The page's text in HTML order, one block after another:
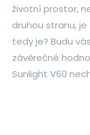
životní prostor,
druhou stranu, je
tedy je? Budu
závěrečné
Sunlight V60